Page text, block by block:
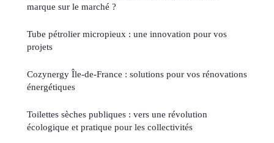
marque sur le marché ?
Tube pétrolier micropieux : une innovation pour vos
projets
Cozynergy Île-de-France : solutions pour vos rénovations
énergétiques
Toilettes sèches publiques : vers une révolution
écologique et pratique pour les collectivités